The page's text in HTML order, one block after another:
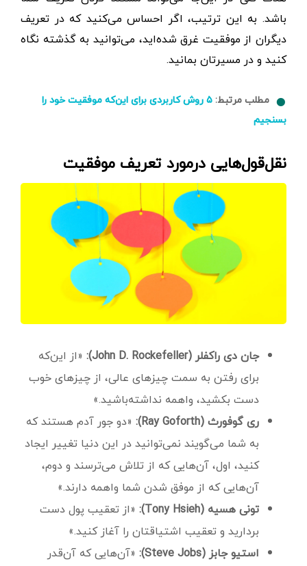
باشد. به این ترتیب، اگر احساس می‌کنید که در تعریف
دیگران از موفقیت غرق شده‌اید، می‌توانید به گذشته نگاه
کنید و در مسیرتان بمانید.
مطلب مرتبط:
۵ روش کاربردی برای این‌که موفقیت خود را
بسنجیم
نقل‌قول‌هایی درمورد تعریف موفقیت
جان دی راکفلر (John D. Rockefeller):
«از این‌که
برای رفتن به سمت چیزهای عالی، از چیزهای خوب
دست بکشید، واهمه نداشته‌باشید.»
ری گوفورث (Ray Goforth):
«دو جور آدم هستند که
به شما می‌گویند نمی‌توانید در این دنیا تغییر ایجاد
کنید، اول، آن‌هایی که از تلاش می‌ترسند و دوم،
آن‌هایی که از موفق شدن شما واهمه دارند.»
تونی هسیه (Tony Hsieh):
«از تعقیب پول دست
بردارید و تعقیب اشتیاقتان را آغاز کنید.»
استیو جابز (Steve Jobs):
«آن‌هایی که آن‌قدر